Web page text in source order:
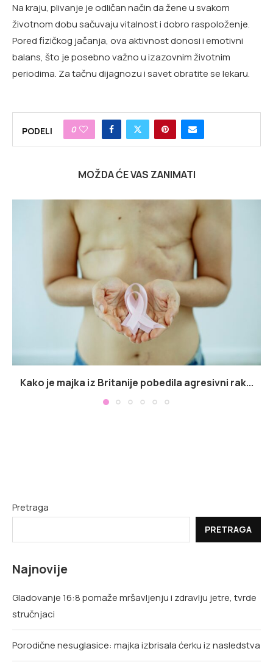
Na kraju, plivanje je odličan način da žene u svakom
životnom dobu sačuvaju vitalnost i dobro raspoloženje.
Pored fizičkog jačanja, ova aktivnost donosi i emotivni
balans, što je posebno važno u izazovnim životnim
periodima. Za tačnu dijagnozu i savet obratite se lekaru.
PODELI 0
MOŽDA ĆE VAS ZANIMATI
Kako je majka iz Britanije pobedila agresivni rak...
Pretraga
PRETRAGA
Najnovije
Gladovanje 16:8 pomaže mršavljenju i zdravlju jetre, tvrde
stručnjaci
Porodične nesuglasice: majka izbrisala ćerku iz nasledstva